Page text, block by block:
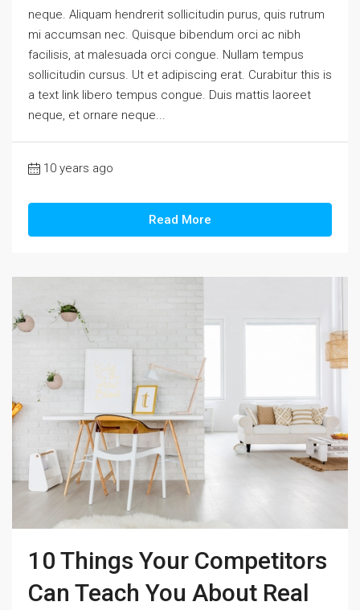
neque. Aliquam hendrerit sollicitudin purus, quis rutrum
mi accumsan nec. Quisque bibendum orci ac nibh
facilisis, at malesuada orci congue. Nullam tempus
sollicitudin cursus. Ut et adipiscing erat. Curabitur this is
a text link libero tempus congue. Duis mattis laoreet
neque, et ornare neque...
10 years ago
Read More
10 Things Your Competitors
Can Teach You About Real